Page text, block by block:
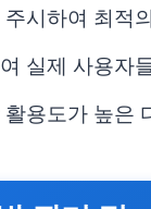
시하여 최적
실제 사용자
용도가 높은